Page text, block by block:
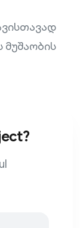
მუშაობის